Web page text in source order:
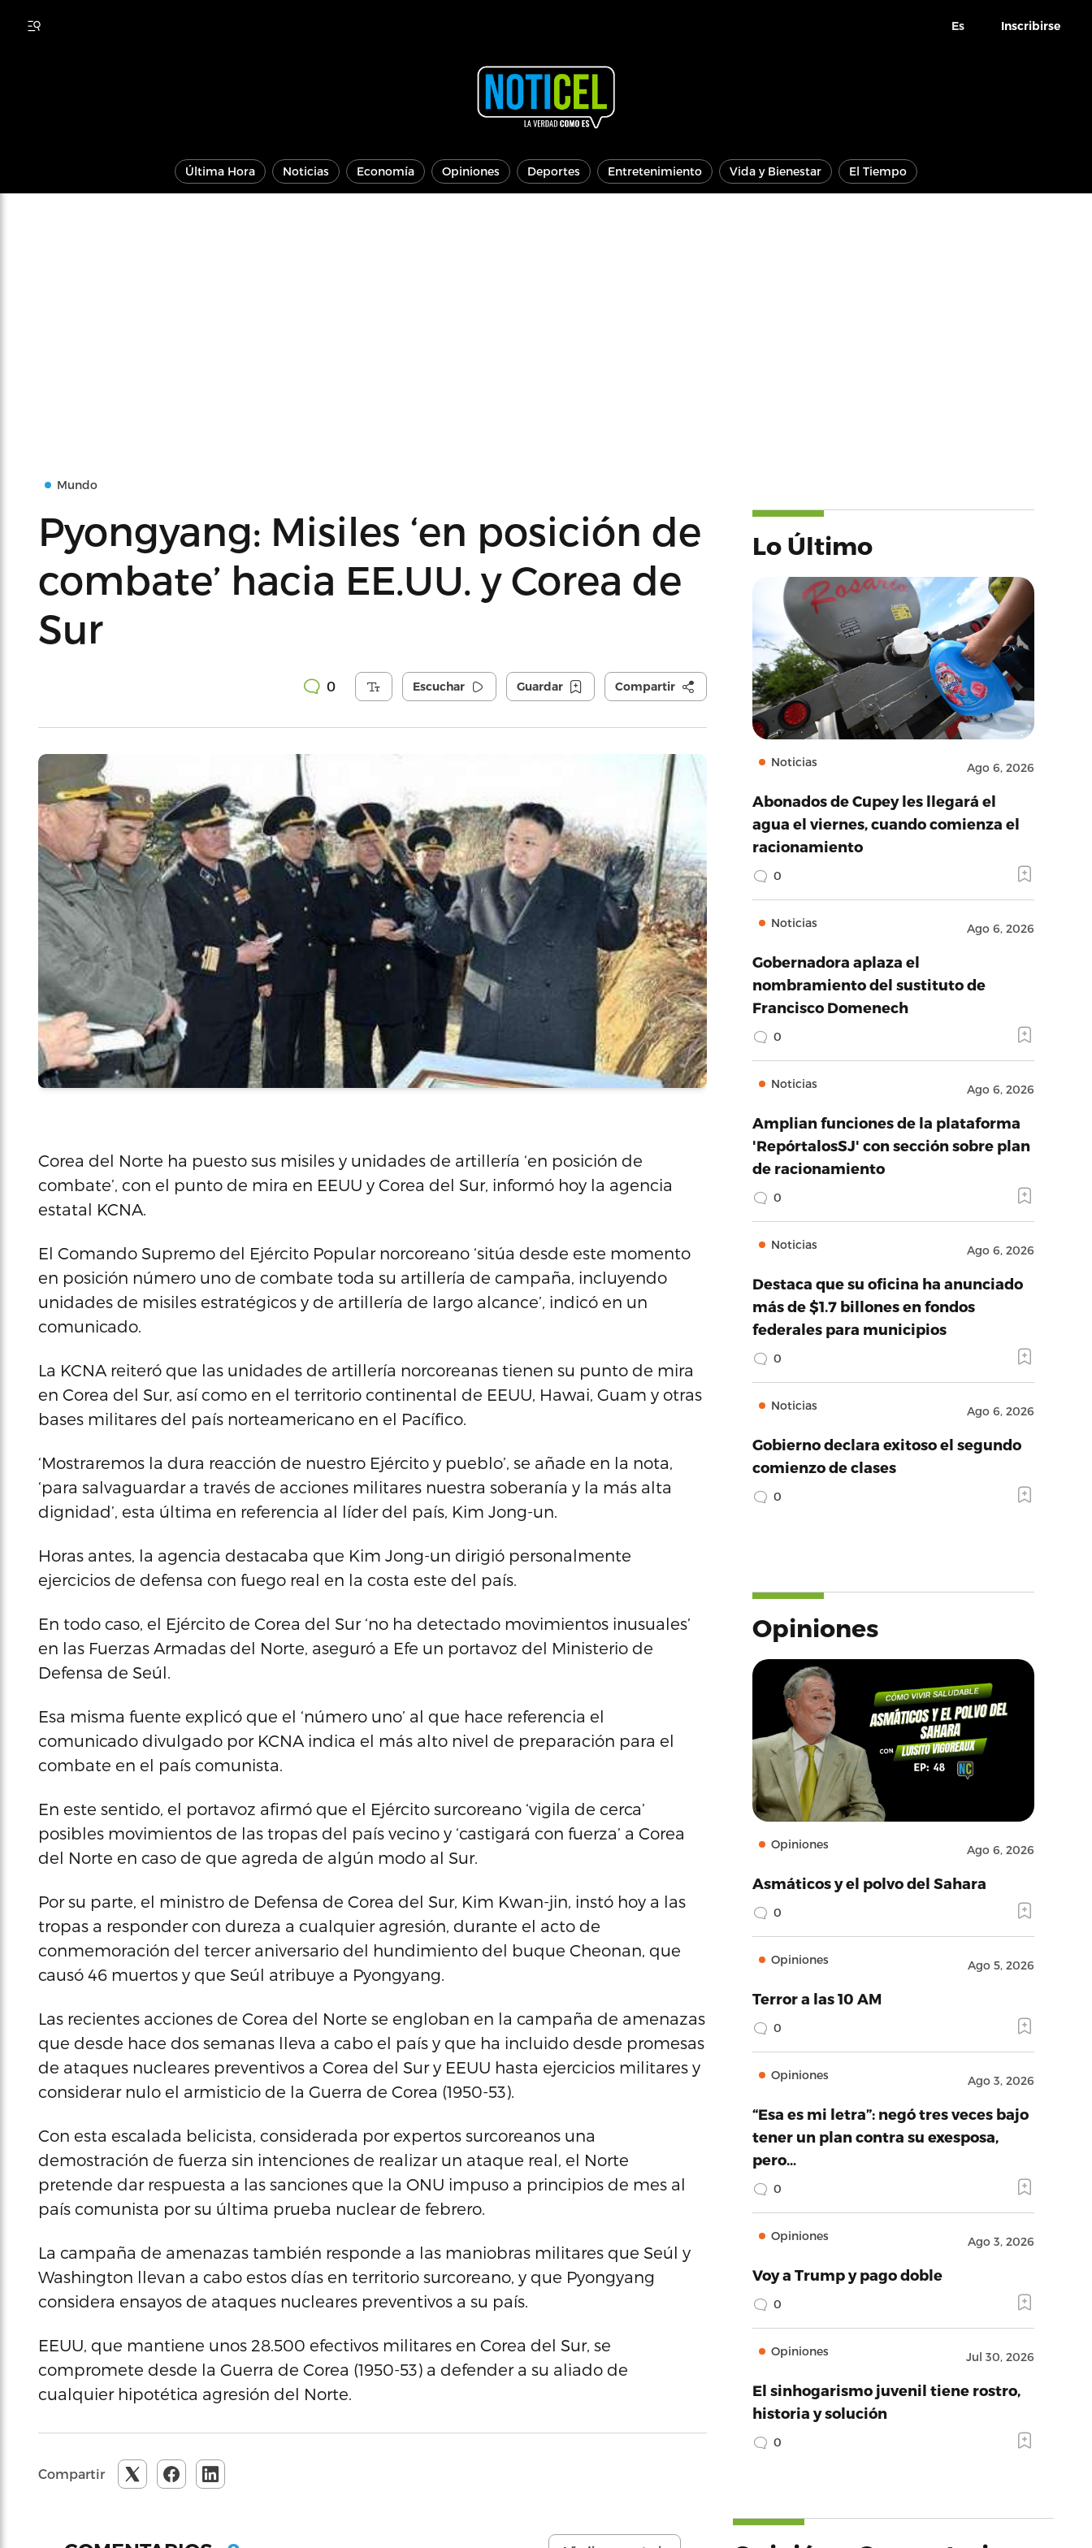
Es Inscribirse
Última Hora Noticias Economía Opiniones Deportes Entretenimiento Vida y Bienestar El Tiempo
Mundo
Pyongyang: Misiles ‘en posición de
combate’ hacia EE.UU. y Corea de
Sur
0 Escuchar Guardar Compartir
Corea del Norte ha puesto sus misiles y unidades de artillería ‘en posición de
combate’, con el punto de mira en EEUU y Corea del Sur, informó hoy la agencia
estatal KCNA.
El Comando Supremo del Ejército Popular norcoreano ‘sitúa desde este momento
en posición número uno de combate toda su artillería de campaña, incluyendo
unidades de misiles estratégicos y de artillería de largo alcance’, indicó en un
comunicado.
La KCNA reiteró que las unidades de artillería norcoreanas tienen su punto de mira
en Corea del Sur, así como en el territorio continental de EEUU, Hawai, Guam y otras
bases militares del país norteamericano en el Pacífico.
‘Mostraremos la dura reacción de nuestro Ejército y pueblo’, se añade en la nota,
‘para salvaguardar a través de acciones militares nuestra soberanía y la más alta
dignidad’, esta última en referencia al líder del país, Kim Jong-un.
Horas antes, la agencia destacaba que Kim Jong-un dirigió personalmente
ejercicios de defensa con fuego real en la costa este del país.
En todo caso, el Ejército de Corea del Sur ‘no ha detectado movimientos inusuales’
en las Fuerzas Armadas del Norte, aseguró a Efe un portavoz del Ministerio de
Defensa de Seúl.
Esa misma fuente explicó que el ‘número uno’ al que hace referencia el
comunicado divulgado por KCNA indica el más alto nivel de preparación para el
combate en el país comunista.
En este sentido, el portavoz afirmó que el Ejército surcoreano ‘vigila de cerca’
posibles movimientos de las tropas del país vecino y ‘castigará con fuerza’ a Corea
del Norte en caso de que agreda de algún modo al Sur.
Por su parte, el ministro de Defensa de Corea del Sur, Kim Kwan-jin, instó hoy a las
tropas a responder con dureza a cualquier agresión, durante el acto de
conmemoración del tercer aniversario del hundimiento del buque Cheonan, que
causó 46 muertos y que Seúl atribuye a Pyongyang.
Las recientes acciones de Corea del Norte se engloban en la campaña de amenazas
que desde hace dos semanas lleva a cabo el país y que ha incluido desde promesas
de ataques nucleares preventivos a Corea del Sur y EEUU hasta ejercicios militares y
considerar nulo el armisticio de la Guerra de Corea (1950-53).
Con esta escalada belicista, considerada por expertos surcoreanos una
demostración de fuerza sin intenciones de realizar un ataque real, el Norte
pretende dar respuesta a las sanciones que la ONU impuso a principios de mes al
país comunista por su última prueba nuclear de febrero.
La campaña de amenazas también responde a las maniobras militares que Seúl y
Washington llevan a cabo estos días en territorio surcoreano, y que Pyongyang
considera ensayos de ataques nucleares preventivos a su país.
EEUU, que mantiene unos 28.500 efectivos militares en Corea del Sur, se
compromete desde la Guerra de Corea (1950-53) a defender a su aliado de
cualquier hipotética agresión del Norte.
Compartir
Lo Último
Noticias Ago 6, 2026
Abonados de Cupey les llegará el
agua el viernes, cuando comienza el
racionamiento
0
Noticias Ago 6, 2026
Gobernadora aplaza el
nombramiento del sustituto de
Francisco Domenech
0
Noticias Ago 6, 2026
Amplian funciones de la plataforma
'RepórtalosSJ' con sección sobre plan
de racionamiento
0
Noticias Ago 6, 2026
Destaca que su oficina ha anunciado
más de $1.7 billones en fondos
federales para municipios
0
Noticias Ago 6, 2026
Gobierno declara exitoso el segundo
comienzo de clases
0
Opiniones
Opiniones Ago 6, 2026
Asmáticos y el polvo del Sahara
0
Opiniones Ago 5, 2026
Terror a las 10 AM
0
Opiniones Ago 3, 2026
“Esa es mi letra”: negó tres veces bajo
tener un plan contra su exesposa,
pero…
0
Opiniones Ago 3, 2026
Voy a Trump y pago doble
0
Opiniones Jul 30, 2026
El sinhogarismo juvenil tiene rostro,
historia y solución
0